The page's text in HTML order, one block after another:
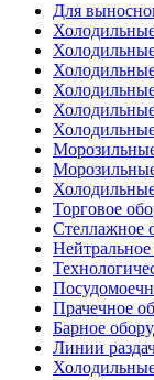
Для
Торговое
Стеллажное
Прачечное
Барное
Линии